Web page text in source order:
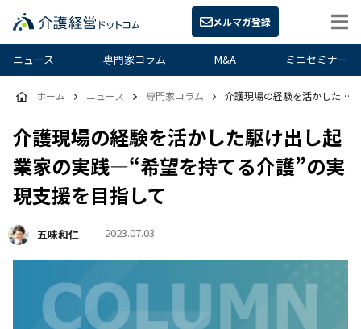
メルマガ登録
ニュース 専門家コラム M&A ミニセミナー
介護現場の経験を活かした駆け出し起
業家の実践―“希望を持てる介護”の実
現支援を目指して
五味和仁 2023.07.03
ホーム ニュース 専門家コラム 介護現場の経験を活かした駆け出し起業家の実践―“希望を持てる介護”の実現支援を目指して